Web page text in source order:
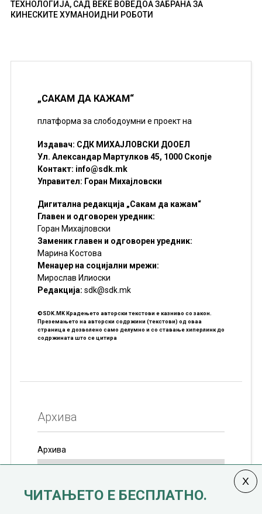
ТЕХНОЛОГИЈА, САД ВЕЌЕ ВОВЕДОА ЗАБРАНА ЗА
КИНЕСКИТЕ ХУМАНОИДНИ РОБОТИ
„САКАМ ДА КАЖАМ“
платформа за слободоумни е проект на
Издавач: СДК МИХАЈЛОВСКИ ДООЕЛ
Ул. Александар Мартулков 45, 1000 Скопје
Контакт: info@sdk.mk
Управител: Горан Михајловски
Дигитална редакција „Сакам да кажам“
Главен и одговорен уредник:
Горан Михајловски
Заменик главен и одговорен уредник:
Марина Костова
Менаџер на социјални мрежи:
Мирослав Илиоски
Редакцијa: sdk@sdk.mk
©SDK.MK Крадењето авторски текстови е казниво со закон.
Преземањето на авторски содржини (текстови) од оваа
страница е дозволено само делумно и со ставање хиперлинк до
содржината што се цитира
Архива
Архива
ЧИТАЊЕТО Е БЕСПЛАТНО.